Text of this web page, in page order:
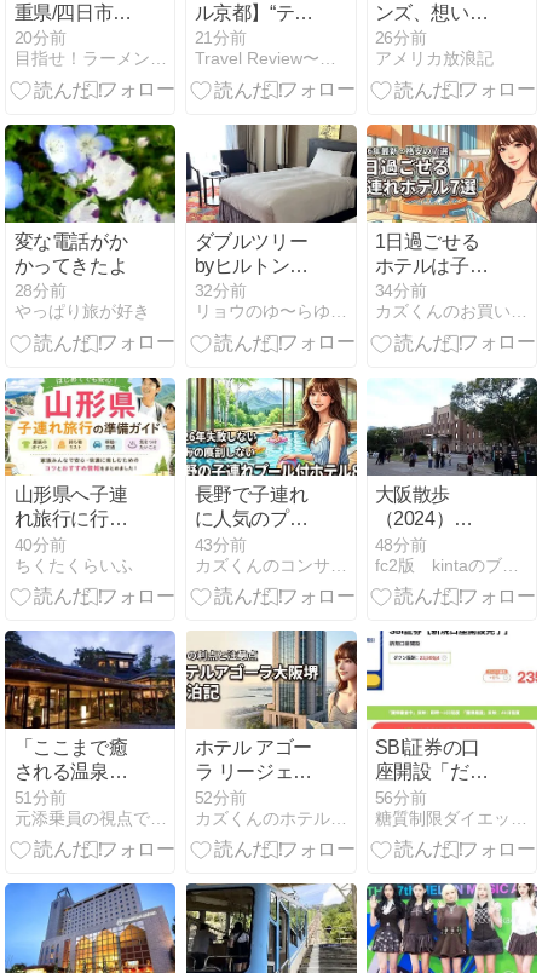
重県/四日市
市）
20分前
目指せ！ラーメン全国制覇（らmen's CLUB）
ル京都】“テレ
ビで話題の宿
を調べてみた
ら…想像以上
るホテルだっ
た✨”
21分前
Travel Review〜ツーリング・旅行記・旅情報〜
ンズ、想い出
の中華料理・
「ゴールデ
ン・ウォー
ル・ストリー
ト沿い）
26分前
アメリカ放浪記
変な電話がか
かってきたよ
28分前
やっぱり旅が好き
ダブルツリー
byヒルトン京
都駅♡駐車場
がいつも満車
（汗）
32分前
リョウのゆ〜らゆらブログ
1日過ごせる
ホテルは子連
れに人気！安
いしコスパ抜
群なおすすめ
34分前
カズくんのお買い物blog
山形県へ子連
れ旅行に行く
前にチェッ
ク！持ち物・
服装・準備ガ
40分前
ちくたくらいふ
長野で子連れ
に人気のプー
ル付きホテル
おすすめ8
選！失敗しな
43分前
大阪散歩
（2024）
1114.大阪城
48分前
fc2版 kintaのブログ
「ここまで癒
される温泉宿
があった
の？」伊豆・
蓮台寺温泉
で、温泉・美
食・庭園に包
まれる極上の
休日♨️🌿
51分前
元添乗員の視点で見た宿情報＆体験記
ホテル アゴー
ラ リージェン
シー 大阪堺の
宿泊記！5つ
の利点と注意
開
52分前
カズくんのホテル宿泊攻略blog
SBI証券の口
座開設「だ
け」ポイント
サイト案件で
23,500円！時
衝撃のチャン
スを逃すな！
56分前